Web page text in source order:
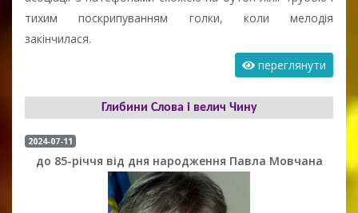
тихим поскрипуванням голки, коли мелодія
закінчилася.
переглянути
Глибини Слова і велич Чину
2024-07-11
до 85-річчя від дня народження Павла Мовчана